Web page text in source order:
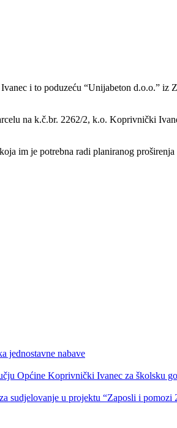
i to poduzeću “Unijabeton d.o.o.”
na k.č.br. 2262/2, k.o. Koprivnički
im je potrebna radi planiranog proširenja
jednostavne nabave
Općine Koprivnički Ivanec za školsku
sudjelovanje u projektu “Zaposli i pomozi